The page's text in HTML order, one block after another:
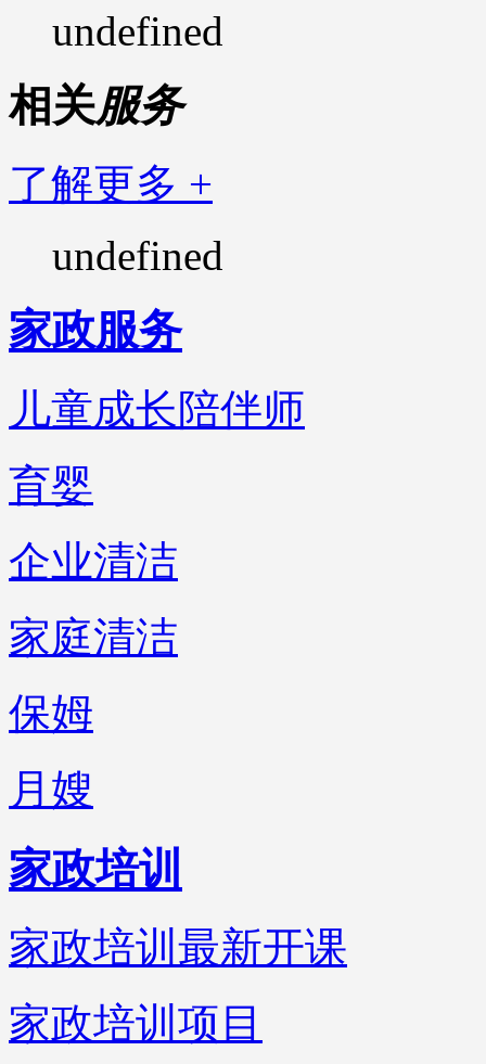
undefined
相关服务
了解更多 +
undefined
家政服务
儿童成长陪伴师
育婴
企业清洁
家庭清洁
保姆
月嫂
家政培训
家政培训最新开课
家政培训项目